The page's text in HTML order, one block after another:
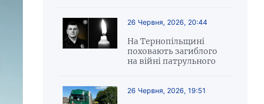
26 Червня, 2026, 20:44
На Тернопільщині
поховають загиблого
на війні патрульного
26 Червня, 2026, 19:51